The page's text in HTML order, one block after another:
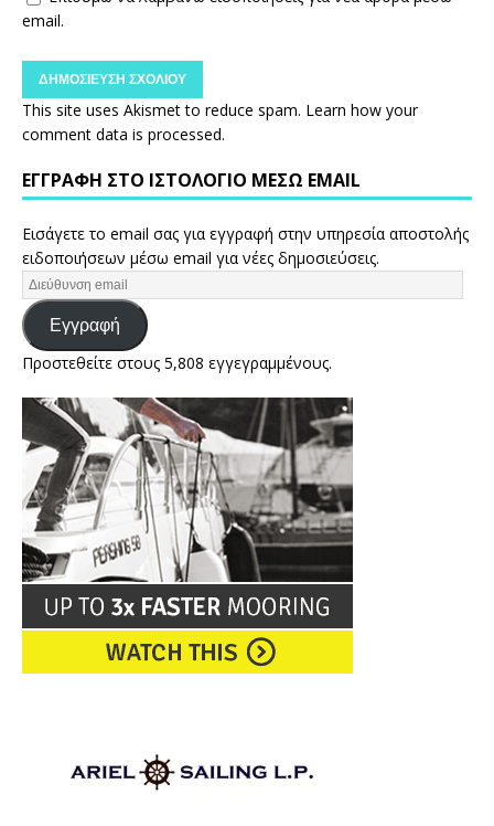
email.
This site uses Akismet to reduce spam. Learn how your
comment data is processed.
ΕΓΓΡΑΦΉ ΣΤΟ ΙΣΤΟΛΌΓΙΟ ΜΈΣΩ EMAIL
Εισάγετε το email σας για εγγραφή στην υπηρεσία αποστολής
ειδοποιήσεων μέσω email για νέες δημοσιεύσεις.
Εγγραφή
Προστεθείτε στους 5,808 εγγεγραμμένους.